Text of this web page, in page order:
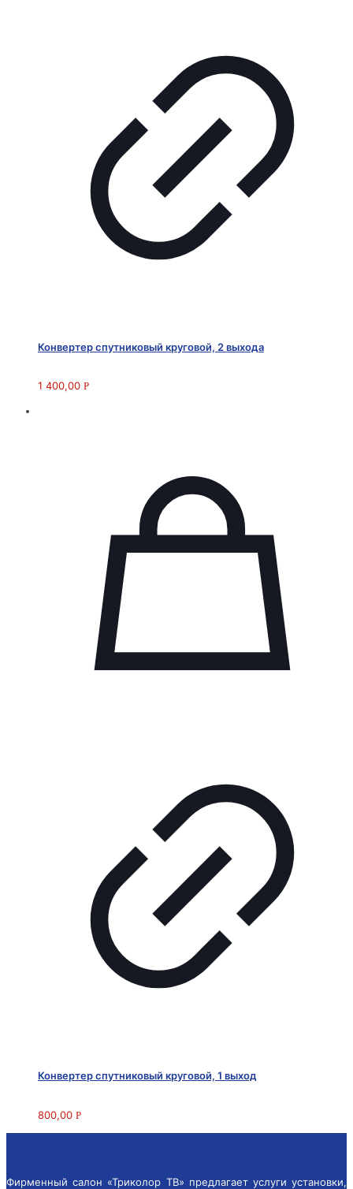
Конвертер спутниковый круговой, 2 выхода
1 400,00 Р
Конвертер спутниковый круговой, 1 выход
800,00 Р
Фирменный салон «Триколор ТВ» предлагает услуги установки,